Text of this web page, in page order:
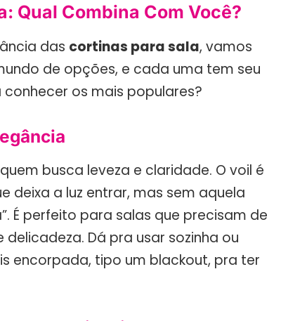
Qual Combina Com Você?
das cortinas para sala, vamos
de opções, e cada uma tem seu
os mais populares?
busca leveza e claridade. O voil é
deixa a luz entrar, mas sem aquela
É perfeito para salas que precisam de
Dá pra usar sozinha ou
encorpada, tipo um blackout, pra ter